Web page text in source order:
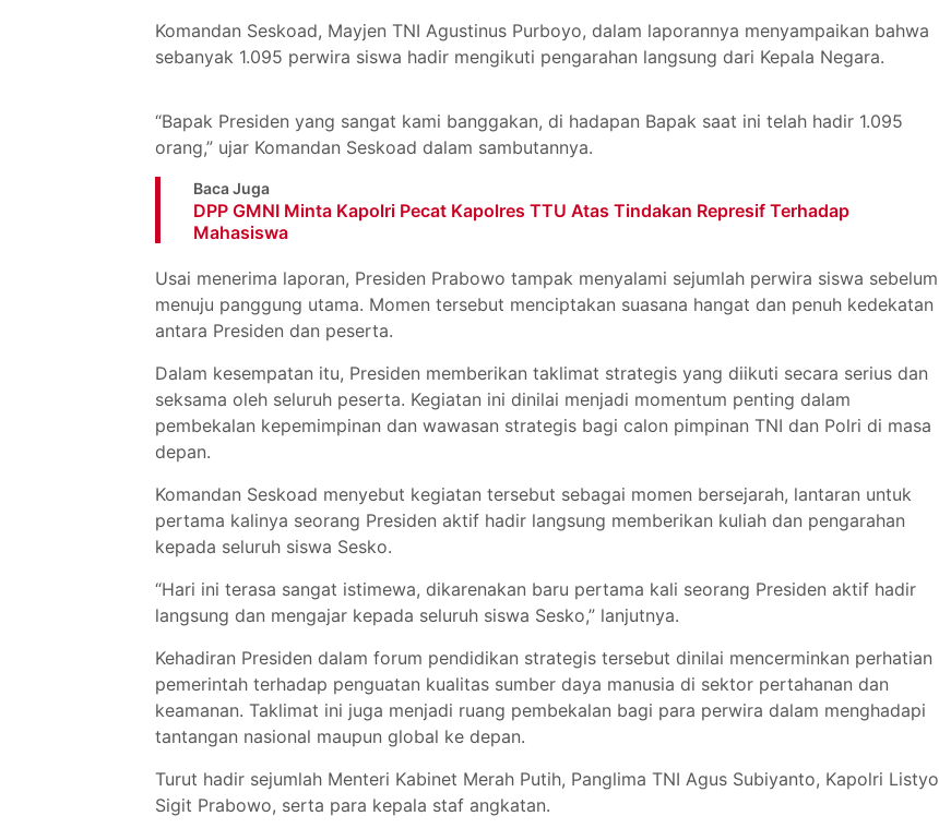
Komandan Seskoad, Mayjen TNI Agustinus Purboyo, dalam laporannya menyampaikan bahwa
sebanyak 1.095 perwira siswa hadir mengikuti pengarahan langsung dari Kepala Negara.
“Bapak Presiden yang sangat kami banggakan, di hadapan Bapak saat ini telah hadir 1.095
orang,” ujar Komandan Seskoad dalam sambutannya.
Baca Juga
DPP GMNI Minta Kapolri Pecat Kapolres TTU Atas Tindakan Represif Terhadap
Mahasiswa
Usai menerima laporan, Presiden Prabowo tampak menyalami sejumlah perwira siswa sebelum
menuju panggung utama. Momen tersebut menciptakan suasana hangat dan penuh kedekatan
antara Presiden dan peserta.
Dalam kesempatan itu, Presiden memberikan taklimat strategis yang diikuti secara serius dan
seksama oleh seluruh peserta. Kegiatan ini dinilai menjadi momentum penting dalam
pembekalan kepemimpinan dan wawasan strategis bagi calon pimpinan TNI dan Polri di masa
depan.
Komandan Seskoad menyebut kegiatan tersebut sebagai momen bersejarah, lantaran untuk
pertama kalinya seorang Presiden aktif hadir langsung memberikan kuliah dan pengarahan
kepada seluruh siswa Sesko.
“Hari ini terasa sangat istimewa, dikarenakan baru pertama kali seorang Presiden aktif hadir
langsung dan mengajar kepada seluruh siswa Sesko,” lanjutnya.
Kehadiran Presiden dalam forum pendidikan strategis tersebut dinilai mencerminkan perhatian
pemerintah terhadap penguatan kualitas sumber daya manusia di sektor pertahanan dan
keamanan. Taklimat ini juga menjadi ruang pembekalan bagi para perwira dalam menghadapi
tantangan nasional maupun global ke depan.
Turut hadir sejumlah Menteri Kabinet Merah Putih, Panglima TNI Agus Subiyanto, Kapolri Listyo
Sigit Prabowo, serta para kepala staf angkatan.